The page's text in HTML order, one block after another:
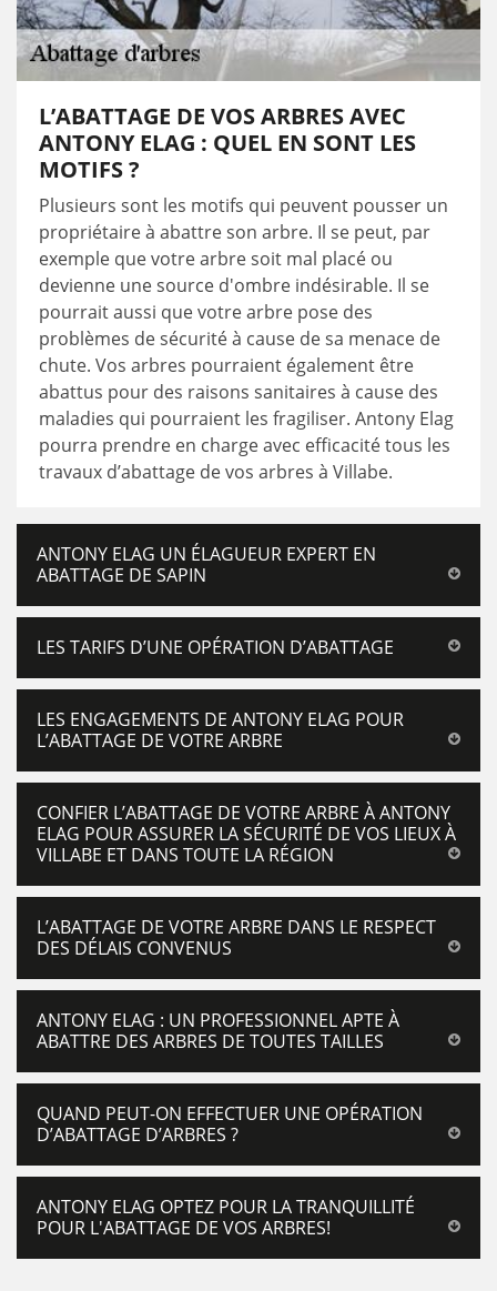
L’ABATTAGE DE VOS ARBRES AVEC
ANTONY ELAG : QUEL EN SONT LES
MOTIFS ?
Plusieurs sont les motifs qui peuvent pousser un
propriétaire à abattre son arbre. Il se peut, par
exemple que votre arbre soit mal placé ou
devienne une source d'ombre indésirable. Il se
pourrait aussi que votre arbre pose des
problèmes de sécurité à cause de sa menace de
chute. Vos arbres pourraient également être
abattus pour des raisons sanitaires à cause des
maladies qui pourraient les fragiliser. Antony Elag
pourra prendre en charge avec efficacité tous les
travaux d’abattage de vos arbres à Villabe.
ANTONY ELAG UN ÉLAGUEUR EXPERT EN
ABATTAGE DE SAPIN
LES TARIFS D’UNE OPÉRATION D’ABATTAGE
LES ENGAGEMENTS DE ANTONY ELAG POUR
L’ABATTAGE DE VOTRE ARBRE
CONFIER L’ABATTAGE DE VOTRE ARBRE À ANTONY
ELAG POUR ASSURER LA SÉCURITÉ DE VOS LIEUX À
VILLABE ET DANS TOUTE LA RÉGION
L’ABATTAGE DE VOTRE ARBRE DANS LE RESPECT
DES DÉLAIS CONVENUS
ANTONY ELAG : UN PROFESSIONNEL APTE À
ABATTRE DES ARBRES DE TOUTES TAILLES
QUAND PEUT-ON EFFECTUER UNE OPÉRATION
D’ABATTAGE D’ARBRES ?
ANTONY ELAG OPTEZ POUR LA TRANQUILLITÉ
POUR L'ABATTAGE DE VOS ARBRES!